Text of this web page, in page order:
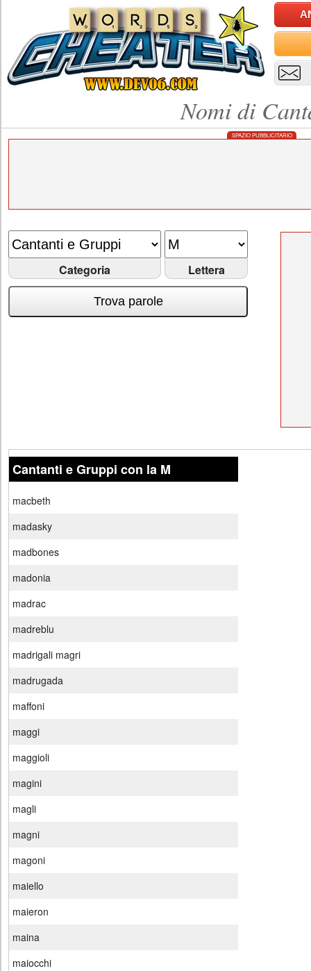
Nomi di
SPAZIO PUBBLICITARIO
Categoria Lettera
Trova parole
Cantanti e Gruppi con la M
macbeth
madasky
madbones
madonia
madrac
madreblu
madrigali magri
madrugada
maffoni
maggi
maggioli
magini
magli
magni
magoni
maiello
maieron
maina
maiocchi